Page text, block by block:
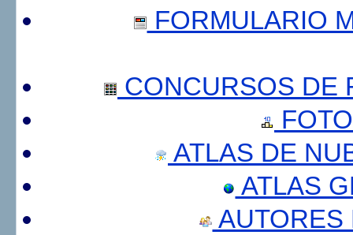
FORMULARIO
CONCURSOS DE
ATLAS DE
ATLAS
AUTORES